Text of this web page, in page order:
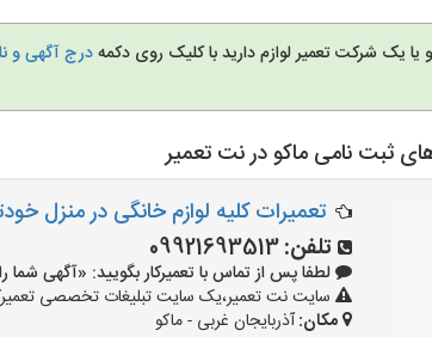
یا یک شرکت تعمیر لوازم دارید با کلیک روی دکمهدرج آگهی و
ثبت نامی ماکو در نت تعمیر
تعمیرات کلیه لوازم خانگی در منزل
تلفن:09921693513
لطفا پس از تماس با تعمیرکار بگویید: «آگهی شما را در سایت
سایت نت تعمیر،یک سایت تبلیغات تخصصی
مکان:آذربایجان غربی - ماکو